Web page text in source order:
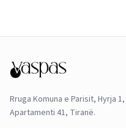
Rruga Komuna e Parisit, Hyrja 1,
Apartamenti 41, Tiranë.